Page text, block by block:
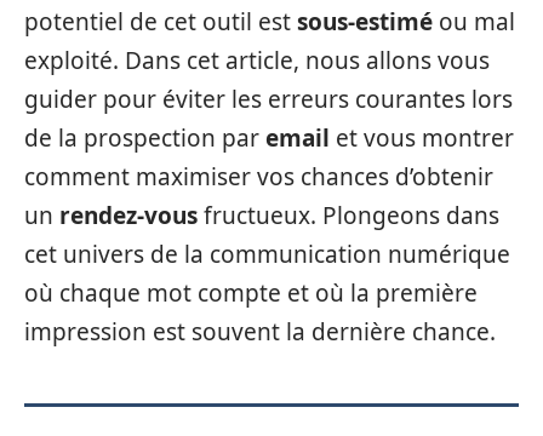
potentiel de cet outil estsous-estimé ou mal
exploité. Dans cet article, nous allons vous
guider pour éviter les erreurs courantes lors
de la prospection paremail et vous montrer
comment maximiser vos chances d’obtenir
un rendez-vousfructueux. Plongeons dans
cet univers de la communication numérique
où chaque mot compte et où la première
impression est souvent la dernière chance.